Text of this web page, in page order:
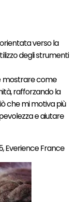
verso la
degli strumenti
mostrare come
rafforzando la
che mi motiva più
e aiutare
Everience France